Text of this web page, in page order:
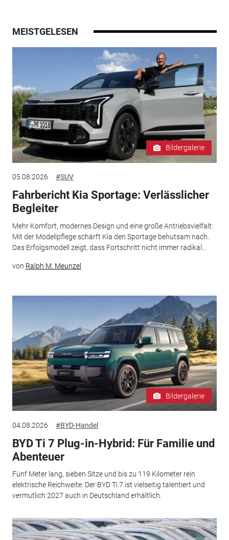
MEISTGELESEN
Bildergalerie
05.08.2026 #SUV
Fahrbericht Kia Sportage: Verlässlicher
Begleiter
Mehr Komfort, modernes Design und eine große Antriebsvielfalt:
Mit der Modellpflege schärft Kia den Sportage behutsam nach.
Das Erfolgsmodell zeigt, dass Fortschritt nicht immer radikal...
von Ralph M. Meunzel
Bildergalerie
04.08.2026 #BYD-Handel
BYD Ti 7 Plug-in-Hybrid: Für Familie und
Abenteuer
Fünf Meter lang, sieben Sitze und bis zu 119 Kilometer rein
elektrische Reichweite: Der BYD Ti 7 ist vielseitig talentiert und
vermutlich 2027 auch in Deutschland erhältlich.